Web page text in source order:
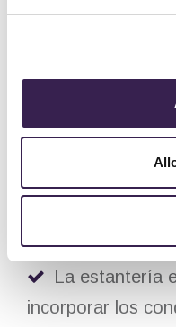
almacén prevé la
los palets de los
transporte
interior de las
del peso, del
código de barras
La estantería
incorporar los